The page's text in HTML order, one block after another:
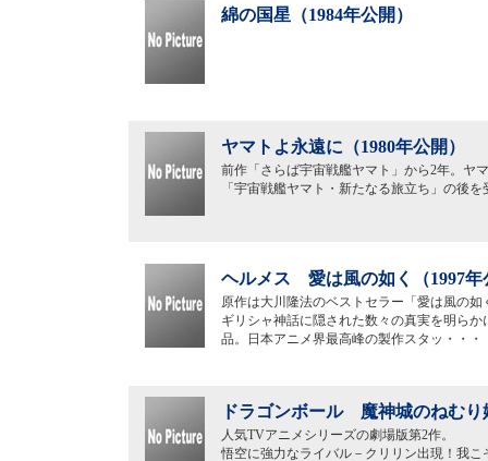
綿の国星（1984年公開）
ヤマトよ永遠に（1980年公開）
前作「さらば宇宙戦艦ヤマト」から2年。ヤ
「宇宙戦艦ヤマト・新たなる旅立ち」の後
ヘルメス 愛は風の如く（1997年
原作は大川隆法のベストセラー「愛は風の如
ギリシャ神話に隠された数々の真実を明ら
品。日本アニメ界最高峰の製作スタッ・・・
ドラゴンボール 魔神城のねむり
人気TVアニメシリーズの劇場版第2作。
悟空に強力なライバル－クリリン出現！我